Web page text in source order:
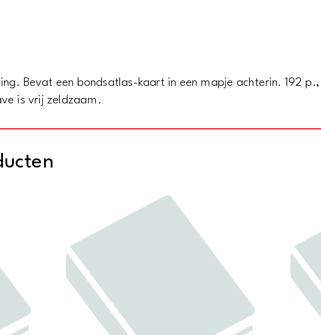
II.
Limburg
Bevat een bondsatlas-kaart in een mapje achterin. 192
is vrij zeldzaam.